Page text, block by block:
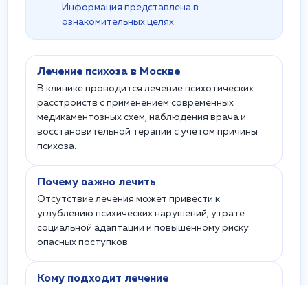
Информация представлена в
ознакомительных целях.
Лечение психоза в Москве
В клинике проводится лечение психотических
расстройств с применением современных
медикаментозных схем, наблюдения врача и
восстановительной терапии с учётом причины
психоза.
Почему важно лечить
Отсутствие лечения может привести к
углублению психических нарушений, утрате
социальной адаптации и повышенному риску
опасных поступков.
Кому подходит лечение